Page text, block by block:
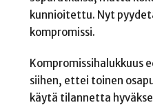
kunnioitettu. Nyt
kompromissi.
Kompromissihalukkuus
siihen, ettei toinen
käytä tilannetta